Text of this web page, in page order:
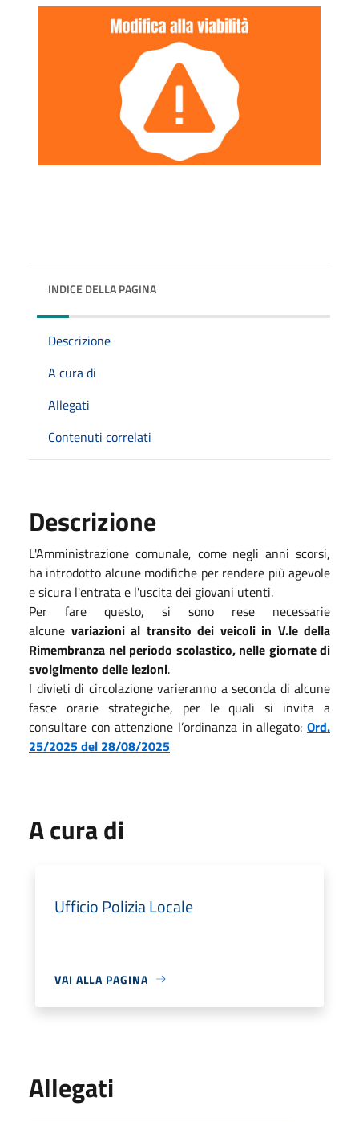
INDICE DELLA PAGINA
Descrizione
A cura di
Allegati
Contenuti correlati
Descrizione
L'Amministrazione comunale, come negli anni scorsi,
ha introdotto alcune modifiche per rendere più agevole
e sicura l'entrata e l'uscita dei giovani utenti.
Per fare questo, si sono rese necessarie
alcune variazioni al transito dei veicoli in V.le della
Rimembranza nel periodo scolastico, nelle giornate di
svolgimento delle lezioni.
I divieti di circolazione varieranno a seconda di alcune
fasce orarie strategiche, per le quali si invita a
consultare con attenzione l’ordinanza in allegato: Ord.
25/2025 del 28/08/2025
A cura di
Ufficio Polizia Locale
VAI ALLA PAGINA
Allegati